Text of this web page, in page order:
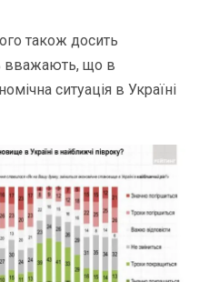
також досить
вважають, що в
ситуація в Україні